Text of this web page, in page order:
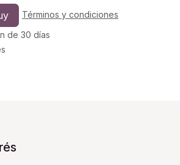
Términos y condiciones
de 30 días